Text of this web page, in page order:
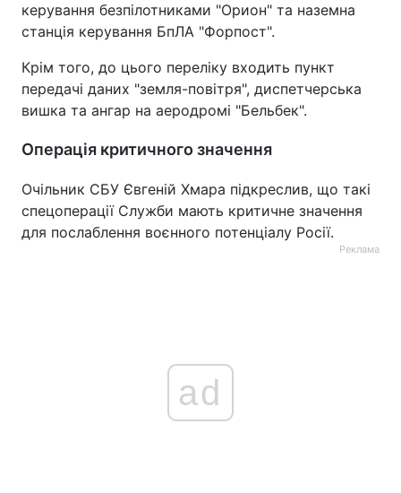
керування безпілотниками "Орион" та наземна
станція керування БпЛА "Форпост".
Крім того, до цього переліку входить пункт
передачі даних "земля-повітря", диспетчерська
вишка та ангар на аеродромі "Бельбек".
Операція критичного значення
Очільник СБУ Євгеній Хмара підкреслив, що такі
спецоперації Служби мають критичне значення
для послаблення воєнного потенціалу Росії.
Реклама
ad